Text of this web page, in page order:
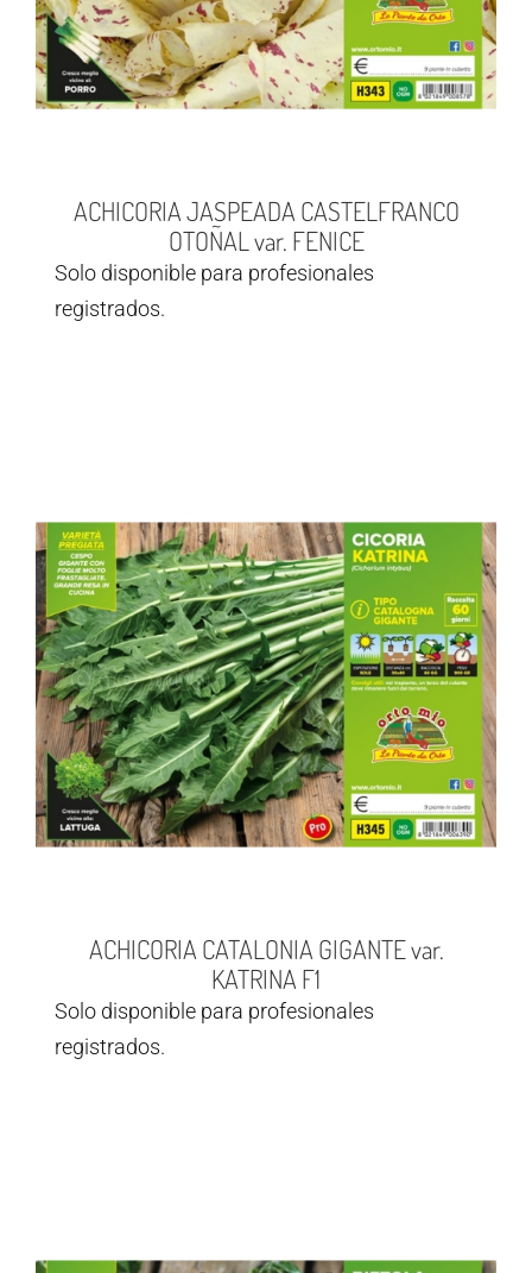
ACHICORIA JASPEADA CASTELFRANCO
OTOÑAL var. FENICE
Solo disponible para profesionales
registrados.
ACHICORIA CATALONIA GIGANTE var.
KATRINA F1
Solo disponible para profesionales
registrados.